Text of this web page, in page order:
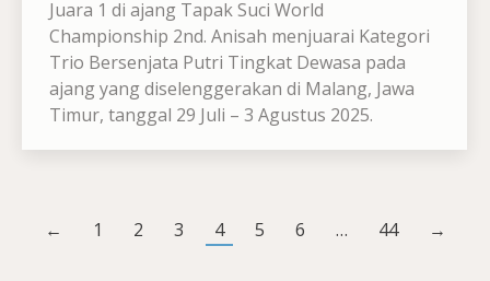
Juara 1 di ajang Tapak Suci World
Championship 2nd. Anisah menjuarai Kategori
Trio Bersenjata Putri Tingkat Dewasa pada
ajang yang diselenggerakan di Malang, Jawa
Timur, tanggal 29 Juli – 3 Agustus 2025.
← 1 2 3 4 5 6 … 44 →